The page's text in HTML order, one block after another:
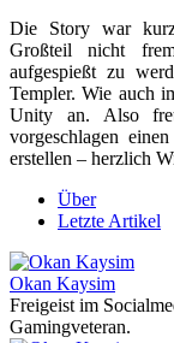
Die Story war
Großteil nicht
aufgespießt zu
Templer. Wie auch
Unity an. Also
vorgeschlagen
erstellen – herzlich
Über
Letzte Artikel
Okan Kaysim
Freigeist im
Gamingveteran.